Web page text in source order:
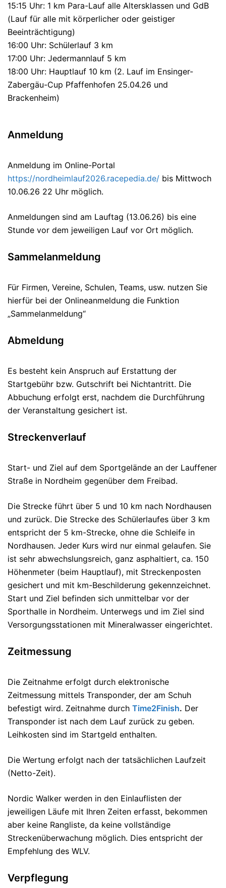
15:15 Uhr: 1 km Para-Lauf alle Altersklassen und GdB
(Lauf für alle mit körperlicher oder geistiger
Beeinträchtigung)
16:00 Uhr: Schülerlauf 3 km
17:00 Uhr: Jedermannlauf 5 km
18:00 Uhr: Hauptlauf 10 km (2. Lauf im Ensinger-
Zabergäu-Cup Pfaffenhofen 25.04.26 und
Brackenheim)
Anmeldung
Anmeldung im Online-Portal
https://nordheimlauf2026.racepedia.de/ bis Mittwoch
10.06.26 22 Uhr möglich.
Anmeldungen sind am Lauftag (13.06.26) bis eine
Stunde vor dem jeweiligen Lauf vor Ort möglich.
Sammelanmeldung
Für Firmen, Vereine, Schulen, Teams, usw. nutzen Sie
hierfür bei der Onlineanmeldung die Funktion
„Sammelanmeldung“
Abmeldung
Es besteht kein Anspruch auf Erstattung der
Startgebühr bzw. Gutschrift bei Nichtantritt. Die
Abbuchung erfolgt erst, nachdem die Durchführung
der Veranstaltung gesichert ist.
Streckenverlauf
Start- und Ziel auf dem Sportgelände an der Lauffener
Straße in Nordheim gegenüber dem Freibad.
Die Strecke führt über 5 und 10 km nach Nordhausen
und zurück. Die Strecke des Schülerlaufes über 3 km
entspricht der 5 km-Strecke, ohne die Schleife in
Nordhausen. Jeder Kurs wird nur einmal gelaufen. Sie
ist sehr abwechslungsreich, ganz asphaltiert, ca. 150
Höhenmeter (beim Hauptlauf), mit Streckenposten
gesichert und mit km-Beschilderung gekennzeichnet.
Start und Ziel befinden sich unmittelbar vor der
Sporthalle in Nordheim. Unterwegs und im Ziel sind
Versorgungsstationen mit Mineralwasser eingerichtet.
Zeitmessung
Die Zeitnahme erfolgt durch elektronische
Zeitmessung mittels Transponder, der am Schuh
befestigt wird. Zeitnahme durch Time2Finish. Der
Transponder ist nach dem Lauf zurück zu geben.
Leihkosten sind im Startgeld enthalten.
Die Wertung erfolgt nach der tatsächlichen Laufzeit
(Netto-Zeit).
Nordic Walker werden in den Einlauflisten der
jeweiligen Läufe mit Ihren Zeiten erfasst, bekommen
aber keine Rangliste, da keine vollständige
Streckenüberwachung möglich. Dies entspricht der
Empfehlung des WLV.
Verpflegung